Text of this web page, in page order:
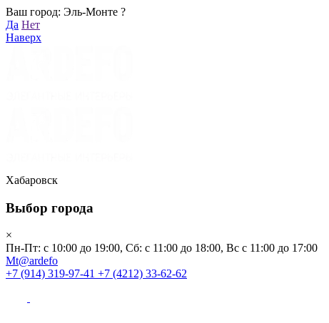
Ваш город: Эль-Монте ?
Да Нет
Наверх
Хабаровск
Выбор города
×
Пн-Пт: с 10:00 до 19:00, Сб: с 11:00 до 18:00, Вс с 11:00 до 17:00
Mt@ardefo
+7 (914) 319-97-41 +7 (4212) 33-62-62
Бренды
Клиентам
О компании
Хабаровск
Пн-Пт: с 10:00 до 19:00, Сб: с 11:00 до 18:00, Вс с 11:00 до 17:00
Mt@ardefo